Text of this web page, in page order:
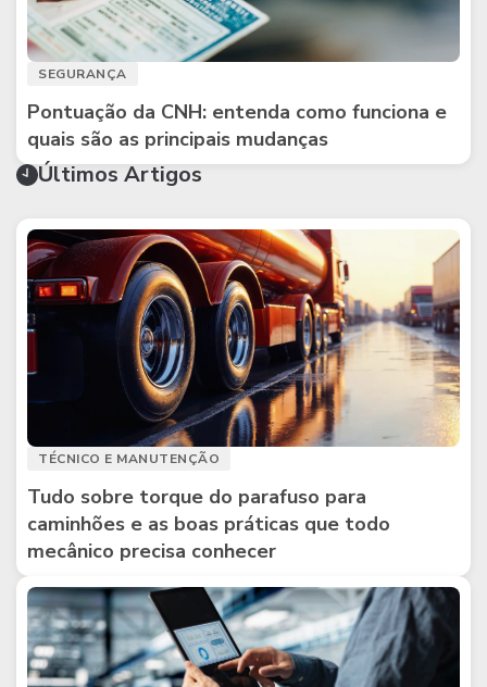
SEGURANÇA
Pontuação da CNH: entenda como funciona e
quais são as principais mudanças
Últimos Artigos
TÉCNICO E MANUTENÇÃO
Tudo sobre torque do parafuso para
caminhões e as boas práticas que todo
mecânico precisa conhecer